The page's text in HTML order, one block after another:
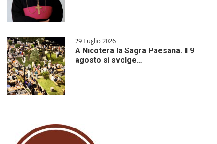
29 Luglio 2026
A Nicotera la Sagra Paesana. Il 9
agosto si svolge…